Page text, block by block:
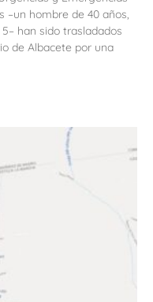
–un hombre de 40 años,
han sido trasladados
de Albacete por una